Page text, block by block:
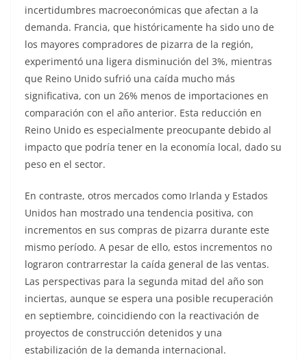
incertidumbres macroeconómicas que afectan a la
demanda. Francia, que históricamente ha sido uno de
los mayores compradores de pizarra de la región,
experimentó una ligera disminución del 3%, mientras
que Reino Unido sufrió una caída mucho más
significativa, con un 26% menos de importaciones en
comparación con el año anterior. Esta reducción en
Reino Unido es especialmente preocupante debido al
impacto que podría tener en la economía local, dado su
peso en el sector.
En contraste, otros mercados como Irlanda y Estados
Unidos han mostrado una tendencia positiva, con
incrementos en sus compras de pizarra durante este
mismo período. A pesar de ello, estos incrementos no
lograron contrarrestar la caída general de las ventas.
Las perspectivas para la segunda mitad del año son
inciertas, aunque se espera una posible recuperación
en septiembre, coincidiendo con la reactivación de
proyectos de construcción detenidos y una
estabilización de la demanda internacional.